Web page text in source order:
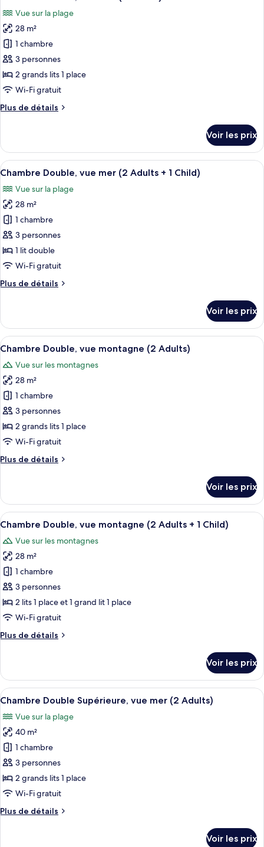
Double
Room
les
photos
pour
ce
type
de
chambre :
Chambre
mer
(2
Adults)
Vue sur la plage
28 m²
1 chambre
3 personnes
2 grands lits 1 place
Wi-Fi gratuit
Plus de détails
Plus
le
type
de
Chambre
Double,
vue
mer
(2
Adults)
Voir les prix
Afficher
toutes
les
photos
pour
ce
type
de
chambre :
Chambre
mer
(2
Adults
+
1
Child)
Une chambre d’hôtel avec deux lits,
5
Chambre Double, vue mer (2 Adults + 1 Child)
Vue sur la plage
28 m²
1 chambre
3 personnes
1 lit double
Wi-Fi gratuit
Plus de détails
Plus
le
type
de
Chambre
Double,
vue
mer
(2
Adults
+
Voir les prix
Afficher
toutes
les
photos
pour
ce
type
de
chambre :
Chambre
montagne
(2
Adults)
Une chambre d’hôtel avec deux lits,
5
Chambre Double, vue montagne (2 Adults)
Vue sur les montagnes
28 m²
1 chambre
3 personnes
2 grands lits 1 place
Wi-Fi gratuit
Plus de détails
Plus
le
type
de
Chambre
Double,
vue
montagne
(2
Adults)
Voir les prix
Afficher
toutes
les
photos
pour
ce
type
de
chambre :
Chambre
montagne
(2
Adults
+
1
Child)
Une chambre d’hôtel avec deux lits,
5
Chambre Double, vue montagne (2 Adults + 1 Child)
Vue sur les montagnes
28 m²
1 chambre
3 personnes
2 lits 1 place et 1 grand lit 1 place
Wi-Fi gratuit
Plus de détails
Plus
le
type
de
Chambre
Double,
vue
montagne
(2
Adults
+
Voir les prix
Afficher
toutes
les
photos
pour
ce
type
de
chambre :
Chambre
Une chambre d’hôtel avec un lit,
3
Chambre Double Supérieure, vue mer (2 Adults)
Vue sur la plage
40 m²
1 chambre
3 personnes
2 grands lits 1 place
Wi-Fi gratuit
Plus de détails
Plus
Voir les prix